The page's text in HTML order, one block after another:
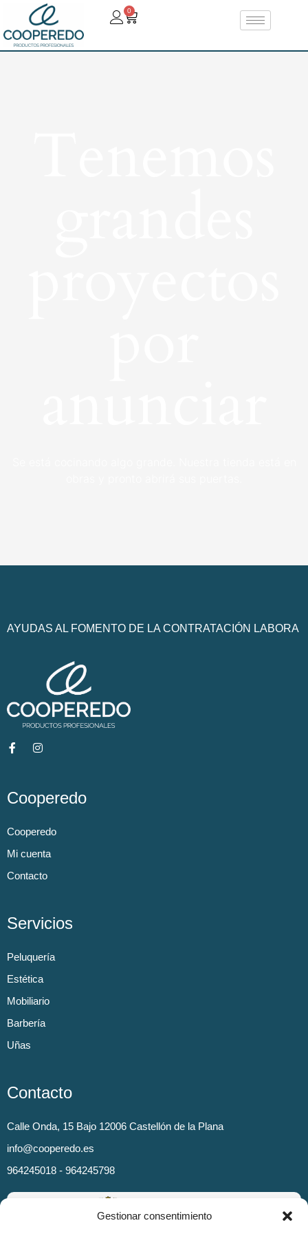
Gestionar consentimiento
0
AYUDAS AL FOMENTO DE LA CONTRATACIÓN LABORA
Cooperedo
Cooperedo
Mi cuenta
Contacto
Servicios
Peluquería
Estética
Mobiliario
Barbería
Uñas
Contacto
Calle Onda, 15 Bajo 12006 Castellón de la Plana
info@cooperedo.es
964245018 - 964245798